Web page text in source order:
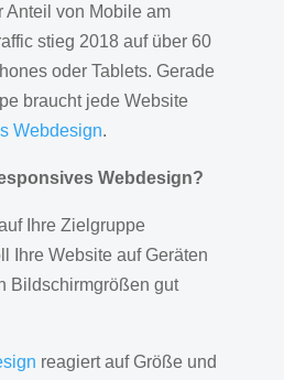
Anteil von Mobile am
stieg 2018 auf über 60
oder Tablets. Gerade
braucht jede Website
Webdesign.
Webdesign?
Ihre Zielgruppe
Ihre Website auf Geräten
Bildschirmgrößen gut
reagiert auf Größe und